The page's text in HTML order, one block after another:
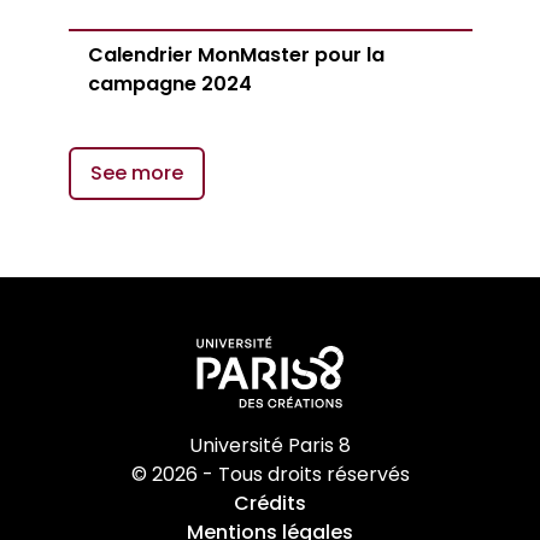
Calendrier MonMaster pour la
campagne 2024
See more
Université Paris 8
© 2026 - Tous droits réservés
Crédits
Mentions légales